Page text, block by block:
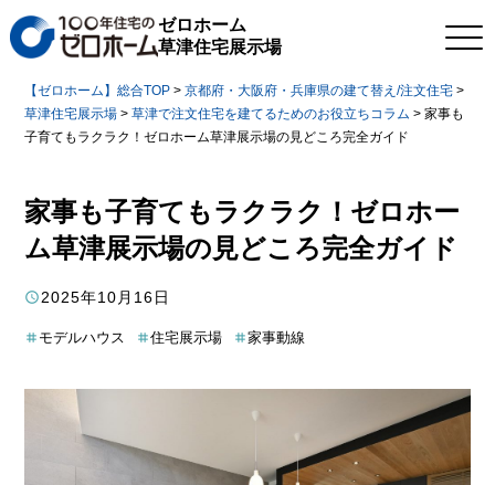
ゼロホーム
草津住宅展示場
【ゼロホーム】総合TOP >京都府・大阪府・兵庫県の建て替え/注文住宅 >
草津住宅展示場 >草津で注文住宅を建てるためのお役立ちコラム >家事も
子育てもラクラク！ゼロホーム草津展示場の見どころ完全ガイド
家事も子育てもラクラク！ゼロホー
ム草津展示場の見どころ完全ガイド
2025年10月16日
モデルハウス 住宅展示場 家事動線